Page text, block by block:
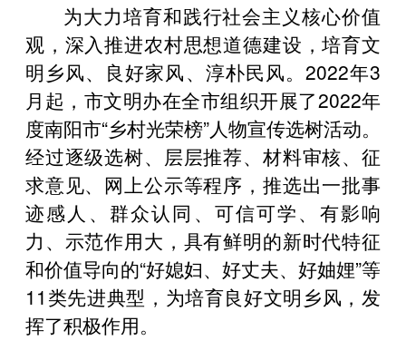
为大力培育和践行社会主义核心价值
观，深入推进农村思想道德建设，培育文
明乡风、良好家风、淳朴民风。2022年3
月起，市文明办在全市组织开展了2022年
度南阳市“乡村光荣榜”人物宣传选树活动。
经过逐级选树、层层推荐、材料审核、征
求意见、网上公示等程序，推选出一批事
迹感人、群众认同、可信可学、有影响
力、示范作用大，具有鲜明的新时代特征
和价值导向的“好媳妇、好丈夫、好妯娌”等
11类先进典型，为培育良好文明乡风，发
挥了积极作用。